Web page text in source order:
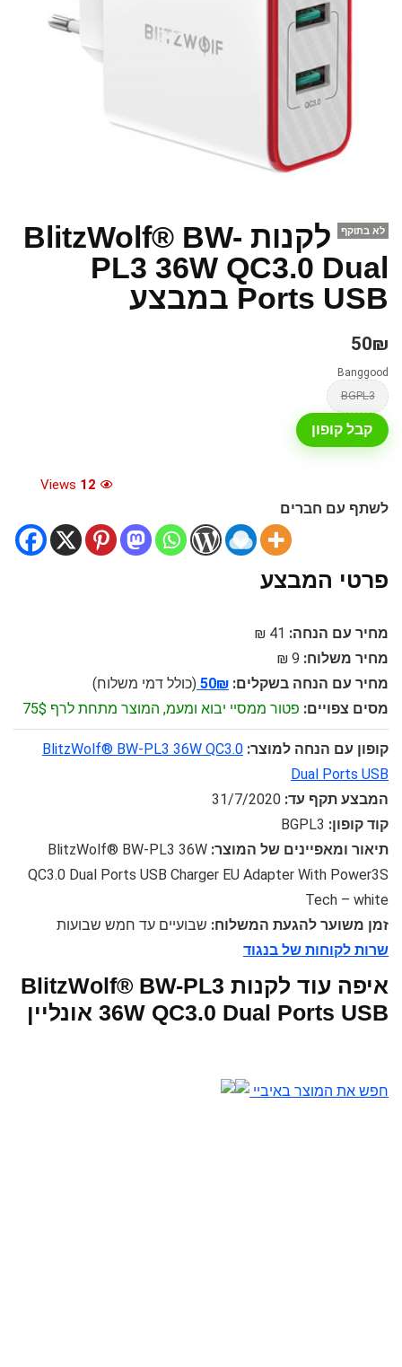
לא בתוקף
לקנות BlitzWolf® BW-
PL3 36W QC3.0 Dual
Ports USB במבצע
50₪
Banggood
BGPL3
קבל קופון
12
לשתף עם חברים
פרטי המבצע
מחיר עם הנחה: 41 ₪
מחיר משלוח: 9 ₪
מחיר עם הנחה בשקלים: 50₪ (כולל דמי משלוח)
מסים צפויים: פטור ממסיי יבוא ומעמ, המוצר מתחת לרף 75$
קופון עם הנחה למוצר: BlitzWolf® BW-PL3 36W QC3.0
Dual Ports USB
המבצע תקף עד: 31/7/2020
קוד קופון: BGPL3
תיאור ומאפיינים של המוצר: BlitzWolf® BW-PL3 36W
QC3.0 Dual Ports USB Charger EU Adapter With Power3S
Tech – white
זמן משוער להגעת המשלוח: שבועיים עד חמש שבועות
שרות לקוחות של בנגוד
איפה עוד לקנות BlitzWolf® BW-PL3
36W QC3.0 Dual Ports USB אונליין
חפש את המוצר באיביי